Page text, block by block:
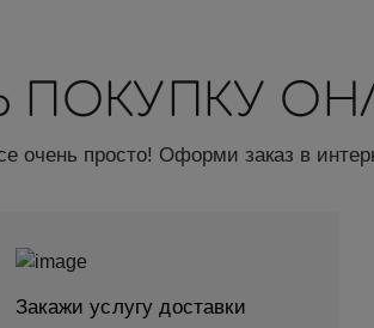
ПОКУПКУ
очень просто! Оформи заказ в
Закажи услугу доставки